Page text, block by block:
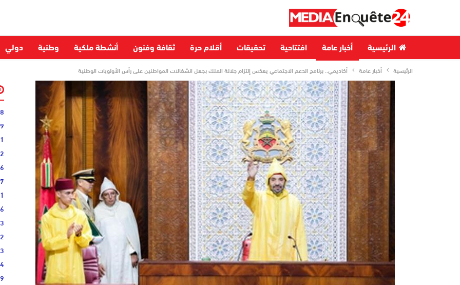
الرئيسية أخبار عامة افتتاحية تحقيقات أقلام حرة ثقافة وفنون أنشطة ملكية وطنية دولي
الرئيسية أخبار عامة أكاديمي.. برنامج الدعم الاجتماعي يعكس إلتزام جلالة الملك بجعل انشغالات المواطنين على رأس الأولويات الوطنية